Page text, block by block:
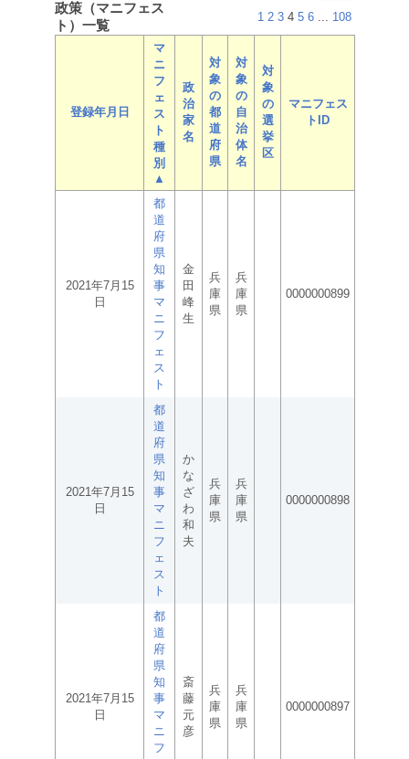
政策（マニフェス
ト）一覧
1 2 3 4 5 6 ... 108
登録年月日
マ
ニ
フ
ェ
ス
ト
種
別
▲
政
治
家
名
対
象
の
都
道
府
県
対
象
の
自
治
体
名
対
象
の
選
挙
区
マニフェス
トID
2021年7月15
日
都
道
府
県
知
事
マ
ニ
フ
ェ
ス
ト
金
田
峰
生
兵
庫
県
兵
庫
県
0000000899
2021年7月15
日
都
道
府
県
知
事
マ
ニ
フ
ェ
ス
ト
か
な
ざ
わ
和
夫
兵
庫
県
兵
庫
県
0000000898
2021年7月15
日
都
道
府
県
知
事
マ
ニ
フ
斎
藤
元
彦
兵
庫
県
兵
庫
県
0000000897